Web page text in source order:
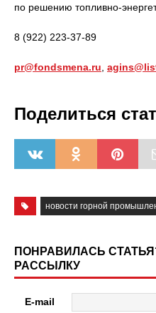
по решению топливно-
8 (922) 223-37-89
pr@fondsmena.ru
Поделиться
новости горной
ПОНРАВИЛАСЬ
РАССЫЛКУ
E-mail